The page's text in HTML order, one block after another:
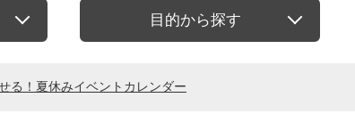
目的から探す
る！夏休みイベントカレンダー